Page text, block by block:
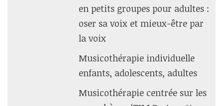
en petits groupes pour adultes :
oser sa voix et mieux-être par
la voix
Musicothérapie individuelle
enfants, adolescents, adultes
Musicothérapie centrée sur les